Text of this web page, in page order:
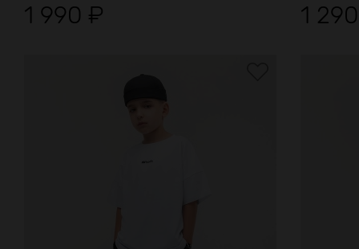
1 990 ₽ 1